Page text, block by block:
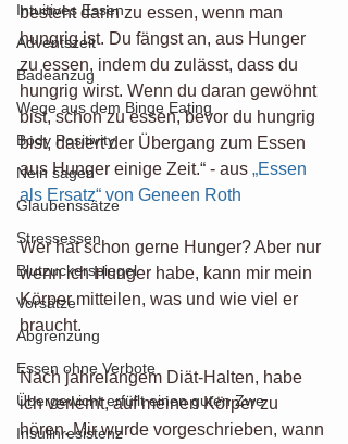
Intuitives Essen
Adventszeit
Badeanzug
Wege aus dem Binge Eating
Body Positivity
Nein sagen
Glaubenssätze
Stressessen
Blutzuckerspiegel
Vorsätze
Abgrenzung
Essen ohne Verbote
Übergewicht erfüllt einen guten Zwe
Insulinresistenz
besteht darin zu essen, wenn man
hungrig ist. Du fängst an, aus Hunger
zu essen, indem du zulässt, dass du
hungrig wirst. Wenn du daran gewöhnt
bist, schon zu essen, bevor du hungrig
bist, dauert der Übergang zum Essen
aus Hunger einige Zeit.“ - aus „Essen
als Ersatz“ von Geneen Roth
Wer hat schon gerne Hunger? Aber nur
wenn ich Hunger habe, kann mir mein
Körper mitteilen, was und wie viel er
braucht.
Nach jahrelangem Diät-Halten, habe
ich verlernt, auf meinen Körper zu
hören. Mir wurde vorgeschrieben, wann